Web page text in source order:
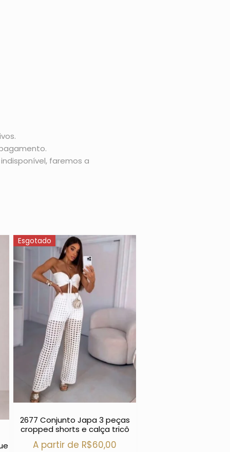
faremos a
Esgotado
2677 Conjunto Japa 3 peças
cropped shorts e calça tricô
A partir de R$60,00